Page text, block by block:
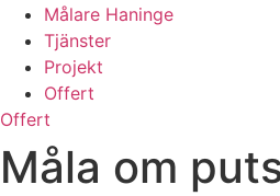
Målare Haninge
Tjänster
Projekt
Offert
Offert
Måla om